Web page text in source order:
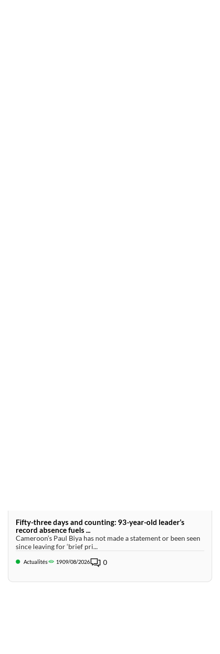
Fifty-three days and counting: 93-year-old leader’s
record absence fuels ...
Cameroon’s Paul Biya has not made a statement or been seen
since leaving for ‘brief pri...
Actualités 1909/08/2026 0